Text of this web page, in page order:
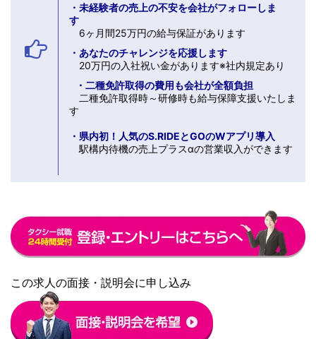
・未経験者の売上の不安を会社がフォローしま
す
6ヶ月間25万円の給与保証があります
・あなたのチャレンジを応援します
20万円の入社祝い金があります※社内規定あり
・二種免許取得の費用も会社が全額負担
二種免許取得時～研修時も給与保障支援いたしま
す
・県内初！人気のS.RIDEとGOのWアプリ導入
駅構内待機の売上プラスαの営業収入ができます
この求人の面接・説明会に申し込み